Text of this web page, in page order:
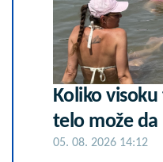
Koliko
telo može da
05. 08. 2026 14:12